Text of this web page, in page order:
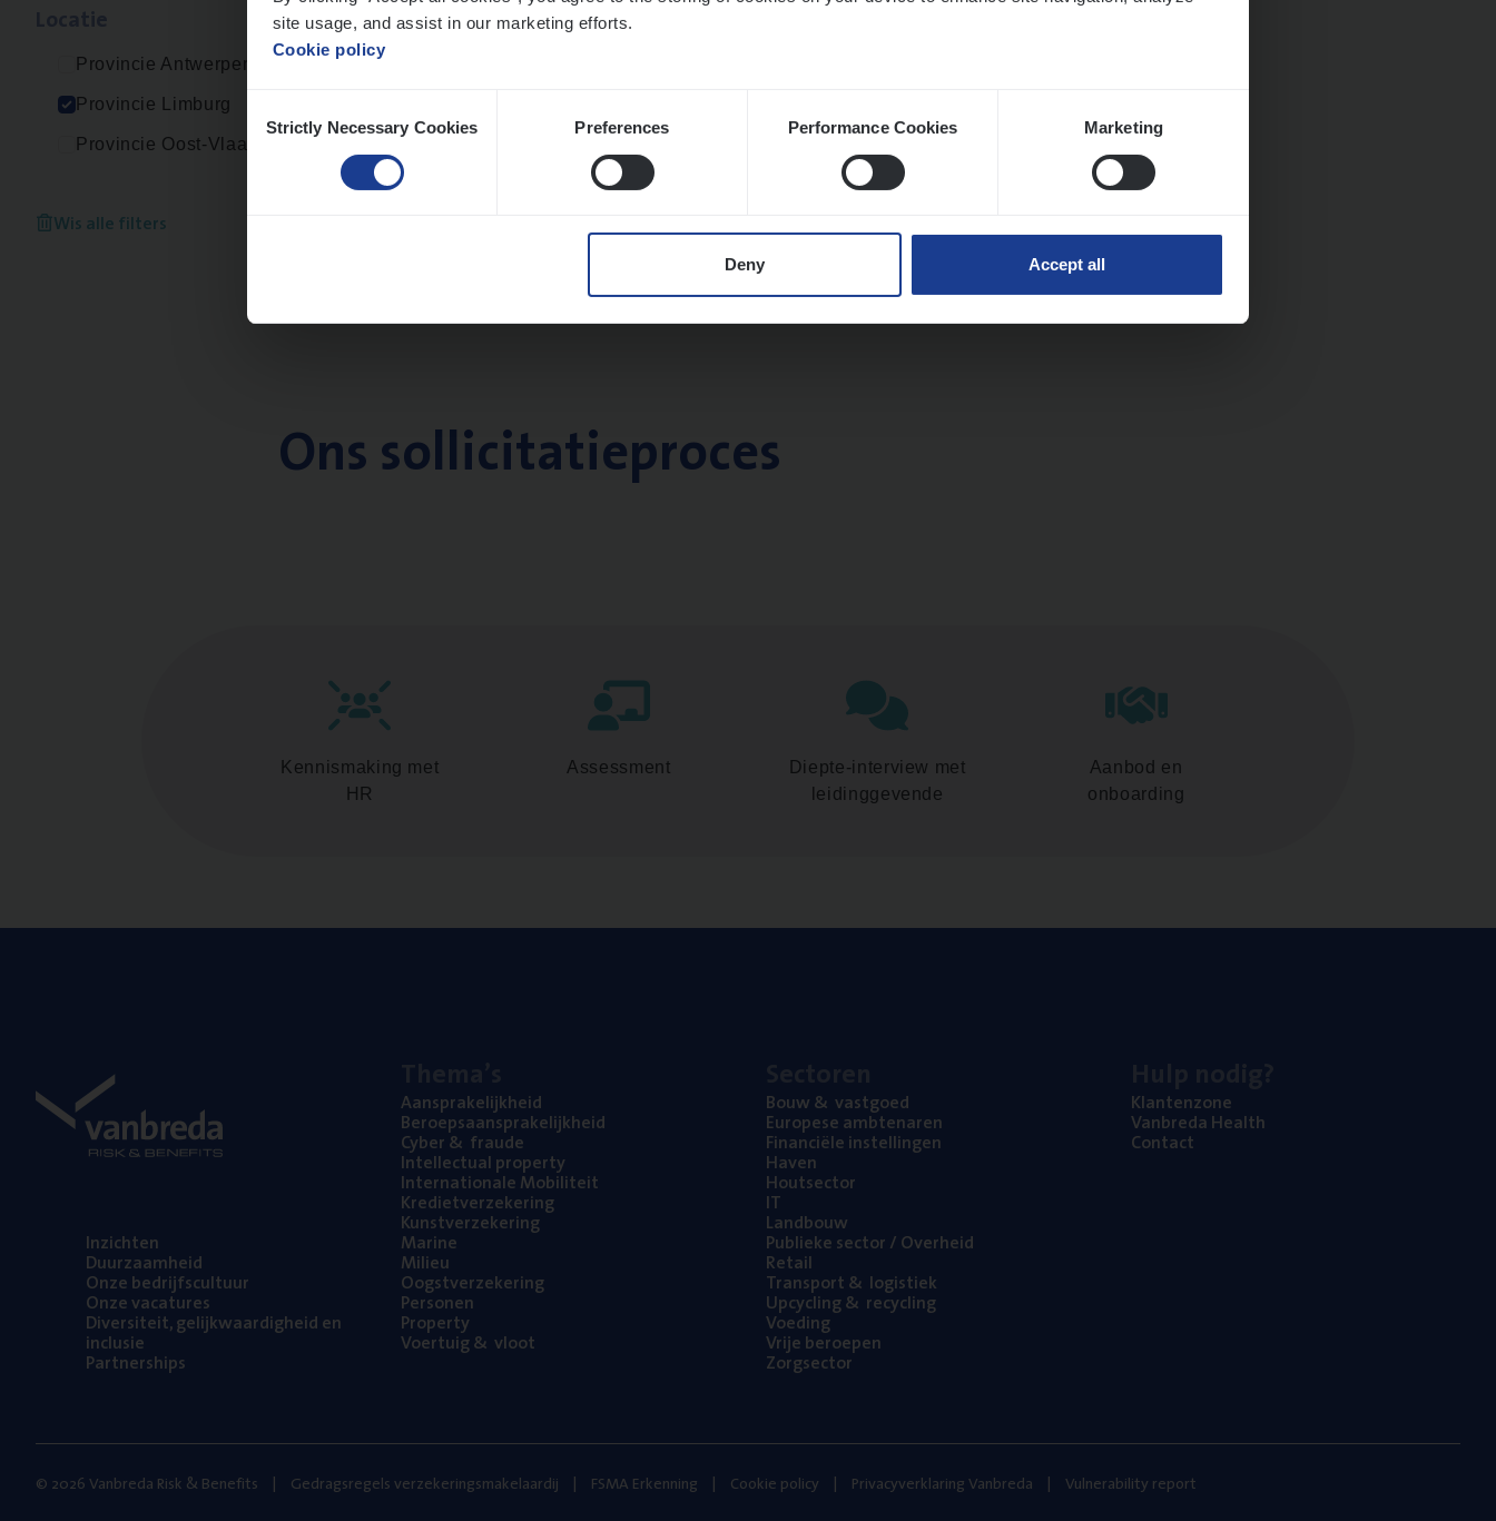
site usage, and assist in our marketing efforts.
Cookie policy
Selection
Strictly Necessary Cookies Preferences Performance Cookies Marketing
Deny Accept all
Provincie Antwerpen
Provincie Limburg
Provincie Oost-Vlaanderen
Wis alle filters
Ons sollicitatieproces
Kennismaking met
HR
Assessment
Diepte-interview met
leidinggevende
Aanbod en
onboarding
Inzich­ten
Duur­zaam­heid
Onze bedrijfs­cul­tuur
Onze vaca­tu­res
Diver­si­teit, gelijk­waar­dig­heid en
inclusie
Part­ner­ships
Aan­spra­ke­lijk­heid
Beroeps­aan­spra­ke­lijk­heid
Cyber& fraude
Intel­lec­tu­al property
Inter­na­ti­o­na­le Mobiliteit
Kre­diet­ver­ze­ke­ring
Kunst­ver­ze­ke­ring
Mari­ne
Mili­eu
Oogst­ver­ze­ke­ring
Per­so­nen
Pro­per­ty
Voer­tuig& vloot
Bouw& vastgoed
Euro­pe­se ambtenaren
Finan­ci­ë­le instellingen
Haven
Hout­sec­tor
IT
Land­bouw
Publie­ke sec­tor / Overheid
Retail
Trans­port& logistiek
Upcy­cling& recycling
Voe­ding
Vrije beroe­pen
Zorg­sec­tor
Klan­ten­zo­ne
Van­b­re­da Health
Con­tact
© 2026 Vanbreda Risk & Benefits Gedragsregels verzekeringsmakelaardij FSMA Erkenning Cookie policy Privacyverklaring Vanbreda Vulnerability report